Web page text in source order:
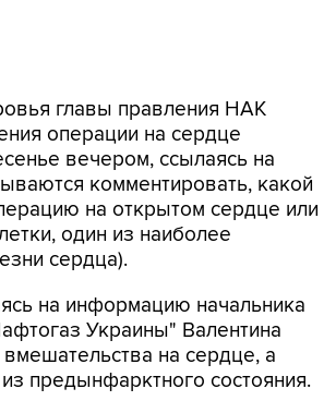
главы правления НАК
операции на сердце
вечером, ссылаясь на
комментировать, какой
на открытом сердце или
один из наиболее
сердца).
на информацию начальника
Украины" Валентина
на сердце, а
предынфарктного состояния.